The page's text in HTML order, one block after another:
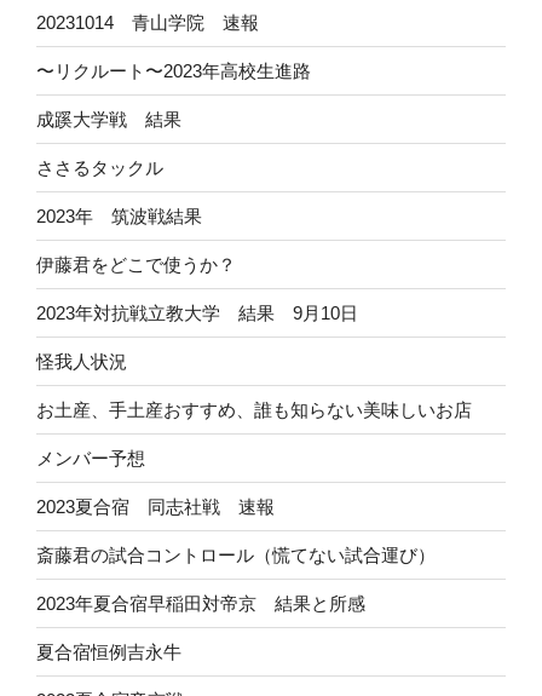
20231014 青山学院 速報
〜リクルート〜2023年高校生進路
成蹊大学戦 結果
ささるタックル
2023年 筑波戦結果
伊藤君をどこで使うか？
2023年対抗戦立教大学 結果 9月10日
怪我人状況
お土産、手土産おすすめ、誰も知らない美味しいお店
メンバー予想
2023夏合宿 同志社戦 速報
斎藤君の試合コントロール（慌てない試合運び）
2023年夏合宿早稲田対帝京 結果と所感
夏合宿恒例吉永牛